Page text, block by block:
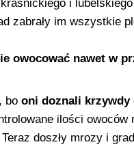
i
zabrały im wszystkie
owocować nawet w
bo oni doznali krzywdy
ilości
doszły mrozy i